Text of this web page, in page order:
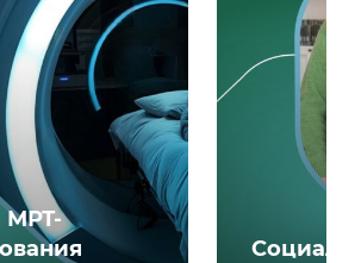
МРТ-